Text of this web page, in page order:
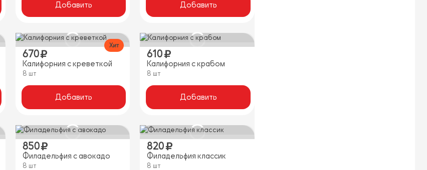
Добавить Добавить
670
Калифорния с креветкой
8 шт
Добавить
Хит
610
Калифорния с крабом
8 шт
Добавить
850
Филадельфия с авокадо
8 шт
820
Филадельфия классик
8 шт